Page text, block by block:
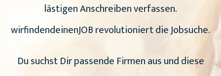
lästigen Anschreiben verfassen.
wirfindendeinenJOB revolutioniert die Jobsuche.
Du suchst Dir passende Firmen aus und diese